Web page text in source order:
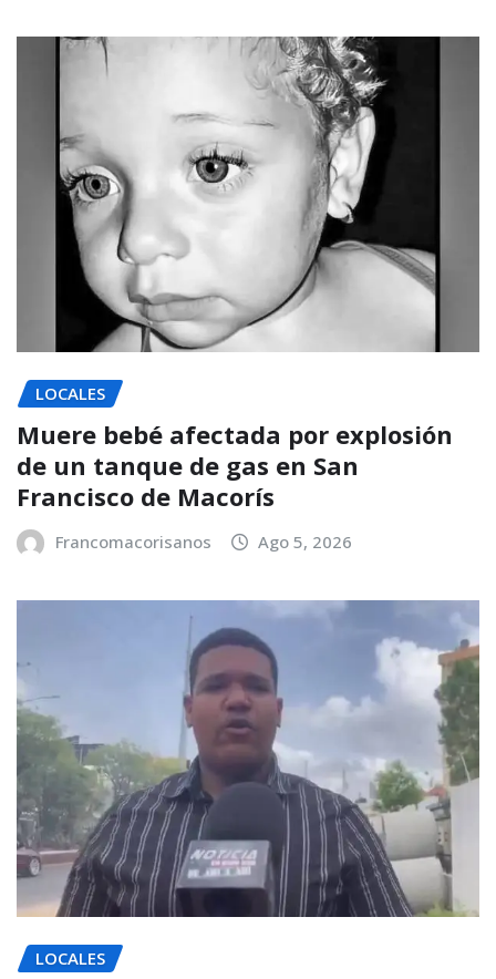
LOCALES
Muere bebé afectada por explosión
de un tanque de gas en San
Francisco de Macorís
Francomacorisanos Ago 5, 2026
LOCALES